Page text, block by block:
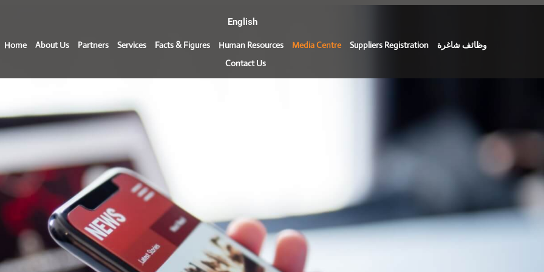
English
Home About Us Partners Services Facts & Figures Human Resources Media Centre Suppliers Registration
وظائف شاغرة
Contact Us